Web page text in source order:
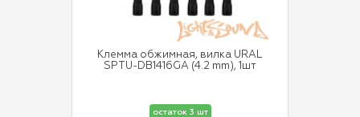
Клемма обжимная, вилка URAL
SPTU-DB1416GA (4.2 mm), 1шт
остаток 3 шт